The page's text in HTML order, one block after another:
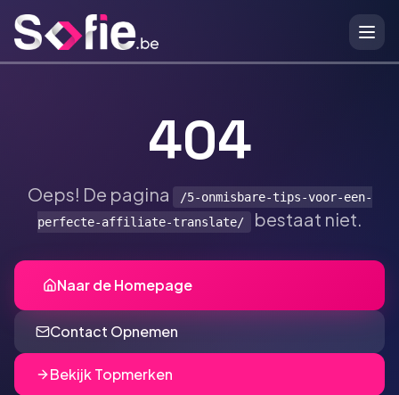
404
Oeps! De pagina
/5-onmisbare-tips-voor-een-
perfecte-affiliate-translate/ bestaat niet.
Naar de Homepage
Contact Opnemen
Bekijk Topmerken